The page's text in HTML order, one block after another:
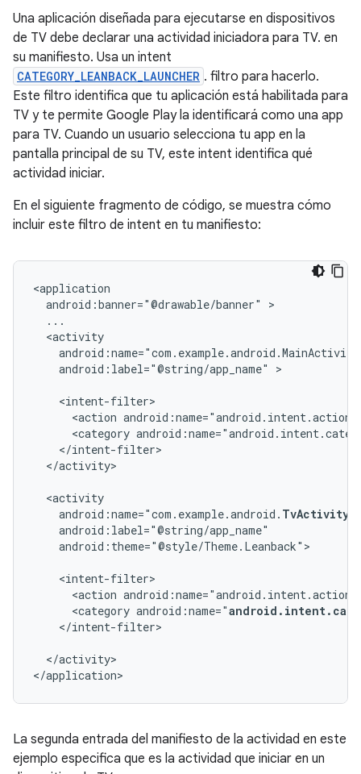
Una aplicación diseñada para ejecutarse en dispositivos
de TV debe declarar una actividad iniciadora para TV. en
su manifiesto. Usa un intent
CATEGORY_LEANBACK_LAUNCHER . filtro para hacerlo.
Este filtro identifica que tu aplicación está habilitada para
TV y te permite Google Play la identificará como una app
para TV. Cuando un usuario selecciona tu app en la
pantalla principal de su TV, este intent identifica qué
actividad iniciar.
En el siguiente fragmento de código, se muestra cómo
incluir este filtro de intent en tu manifiesto:
android:banner="@drawable/banner"
android:label="@string/app_name" >
<action
<category
</activity>
android:name="com.example.android. TvActivity
android:theme="@style/Theme.Leanback">
<action
<category android:name="
</intent-filter>
</activity>
</application>
La segunda entrada del manifiesto de la actividad en este
ejemplo especifica que es la actividad que iniciar en un